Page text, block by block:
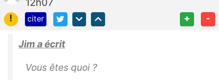
!
citer + -
Jim a écrit
Vous êtes quoi ?